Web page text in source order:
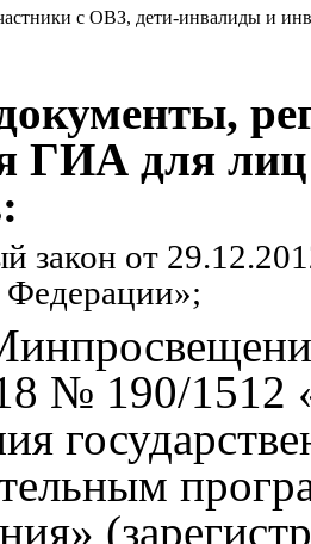
ГИА для
закон от
№ 190/1512